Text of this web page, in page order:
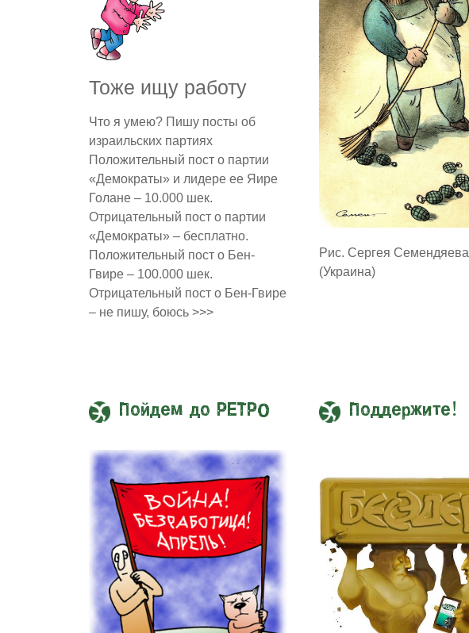
Тоже ищу работу
Что я умею? Пишу посты об
израильских партиях
Положительный пост о партии
«Демократы» и лидере ее Яире
Голане – 10.000 шек.
Отрицательный пост о партии
«Демократы» – бесплатно.
Положительный пост о Бен-
Гвире – 100.000 шек.
Отрицательный пост о Бен-Гвире
– не пишу, боюсь >>>
Рис. Сергея Семендяева
(Украина)
Пойдем до РЕТРО Поддержите!